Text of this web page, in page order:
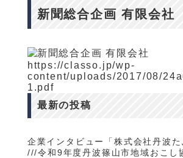
新聞総合企画 有限会社
https://classo.jp/wp-
content/uploads/2017/08/
1.pdf
最新の投稿
企業インタビュー「株式会社丹波た
///令和9年度丹波篠山市地域おこし